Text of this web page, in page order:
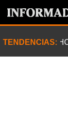
TENDENCIAS: